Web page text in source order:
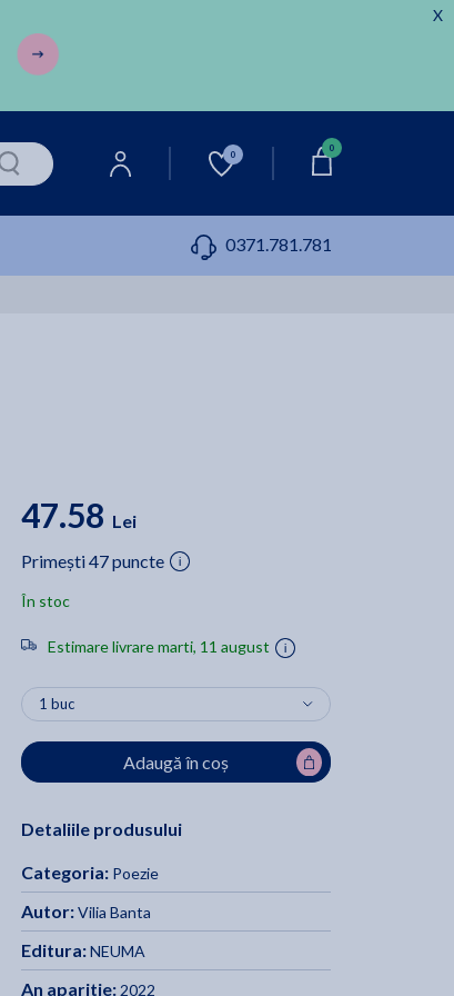
X
0
0
0371.781.781
47.58 Lei
Primești 47 puncte
În stoc
Estimare livrare marti, 11 august
Adaugă în coș
Detaliile produsului
Categoria: Poezie
Autor:Vilia Banta
Editura:NEUMA
An aparitie:2022